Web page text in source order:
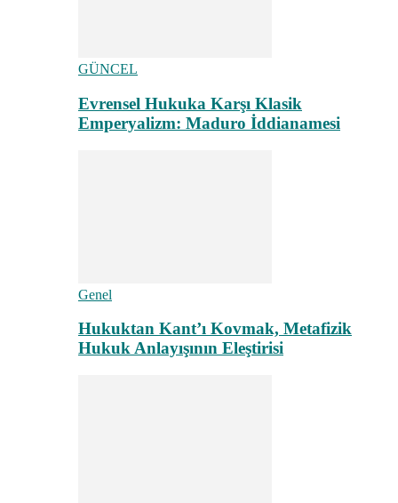
GÜNCEL
Evrensel Hukuka Karşı Klasik
Emperyalizm: Maduro İddianamesi
Genel
Hukuktan Kant’ı Kovmak, Metafizik
Hukuk Anlayışının Eleştirisi